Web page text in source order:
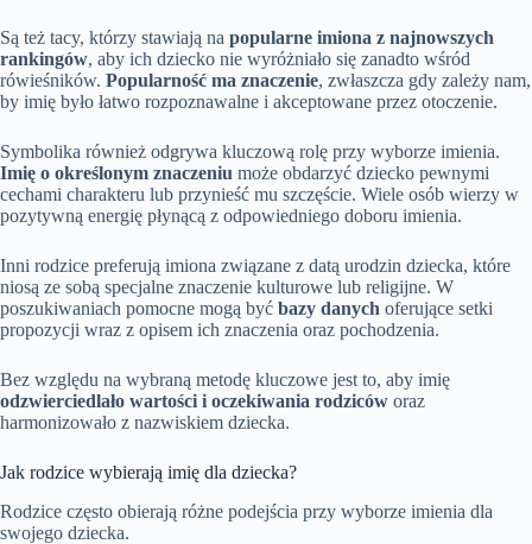
Są też tacy, którzy stawiają na popularne imiona z najnowszych
rankingów, aby ich dziecko nie wyróżniało się zanadto wśród
rówieśników. Popularność ma znaczenie, zwłaszcza gdy zależy nam,
by imię było łatwo rozpoznawalne i akceptowane przez otoczenie.
Symbolika również odgrywa kluczową rolę przy wyborze imienia.
Imię o określonym znaczeniu może obdarzyć dziecko pewnymi
cechami charakteru lub przynieść mu szczęście. Wiele osób wierzy w
pozytywną energię płynącą z odpowiedniego doboru imienia.
Inni rodzice preferują imiona związane z datą urodzin dziecka, które
niosą ze sobą specjalne znaczenie kulturowe lub religijne. W
poszukiwaniach pomocne mogą być bazy danych oferujące setki
propozycji wraz z opisem ich znaczenia oraz pochodzenia.
Bez względu na wybraną metodę kluczowe jest to, aby imię
odzwierciedlało wartości i oczekiwania rodziców oraz
harmonizowało z nazwiskiem dziecka.
Jak rodzice wybierają imię dla dziecka?
Rodzice często obierają różne podejścia przy wyborze imienia dla
swojego dziecka.